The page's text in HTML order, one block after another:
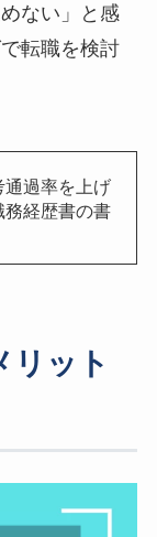
ない」と感
転職を検討
過率を上げ
務経歴書の書
リット